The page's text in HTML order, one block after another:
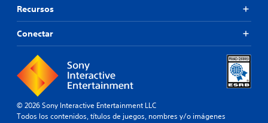
Recursos
Conectar
© 2026 Sony Interactive Entertainment LLC
Todos los contenidos, títulos de juegos, nombres y/o imágenes